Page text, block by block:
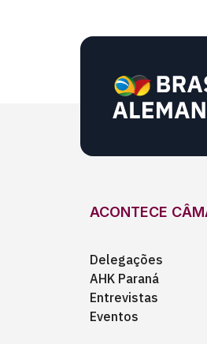
ACONTECE
Delegações
AHK Paraná
Entrevistas
Eventos